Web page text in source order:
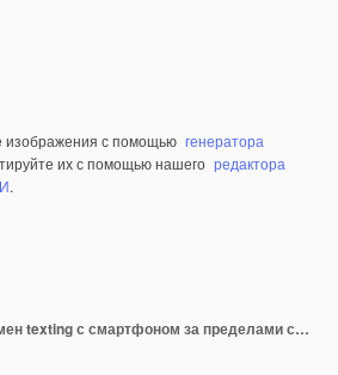
изображения с помощью генератора
их с помощью нашего редактора
.
Старший бизнесмен texting с смартфоном за пределами современного офисного здания.